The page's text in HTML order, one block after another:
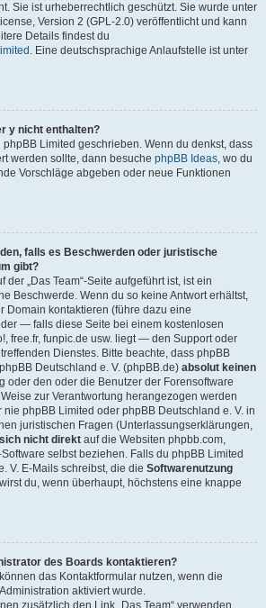
Sie ist urheberrechtlich geschützt. Sie wurde unter
Version 2 (GPL-2.0) veröffentlicht und kann
Details findest du
. Eine deutschsprachige Anlaufstelle ist unter
y nicht enthalten?
Limited geschrieben. Wenn du denkst, dass
werden sollte, dann besuche phpBB Ideas, wo du
Vorschläge abgeben oder neue Funktionen
falls es Beschwerden oder juristische
gibt?
der „Das Team“-Seite aufgeführt ist, ist ein
Beschwerde. Wenn du so keine Antwort erhältst,
Domain kontaktieren (führe dazu eine
— falls diese Seite bei einem kostenlosen
free.fr, funpic.de usw. liegt — den Support oder
Dienstes. Bitte beachte, dass phpBB
Deutschland e. V. (phpBB.de) absolut keinen
oder den oder die Benutzer der Forensoftware
zur Verantwortung herangezogen werden
nie phpBB Limited oder phpBB Deutschland e. V. in
juristischen Fragen (Unterlassungserklärungen,
sich nicht direkt auf die Websiten phpbb.com,
selbst beziehen. Falls du phpBB Limited
V. E-Mails schreibst, die die Softwarenutzung
du, wenn überhaupt, höchstens eine knappe
des Boards kontaktieren?
das Kontaktformular nutzen, wenn die
aktiviert wurde.
zusätzlich den Link „Das Team“ verwenden.